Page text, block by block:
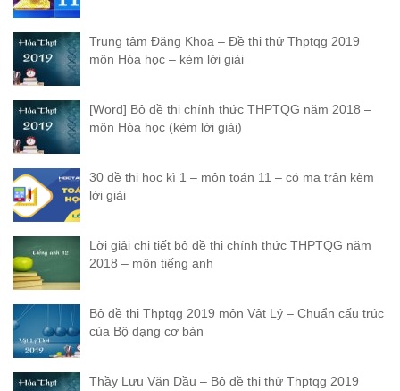
Trung tâm Đăng Khoa – Đề thi thử Thptqg 2019
môn Hóa học – kèm lời giải
[Word] Bộ đề thi chính thức THPTQG năm 2018 –
môn Hóa học (kèm lời giải)
30 đề thi học kì 1 – môn toán 11 – có ma trận kèm
lời giải
Lời giải chi tiết bộ đề thi chính thức THPTQG năm
2018 – môn tiếng anh
Bộ đề thi Thptqg 2019 môn Vật Lý – Chuẩn cấu trúc
của Bộ dạng cơ bản
Thầy Lưu Văn Dầu – Bộ đề thi thử Thptqg 2019